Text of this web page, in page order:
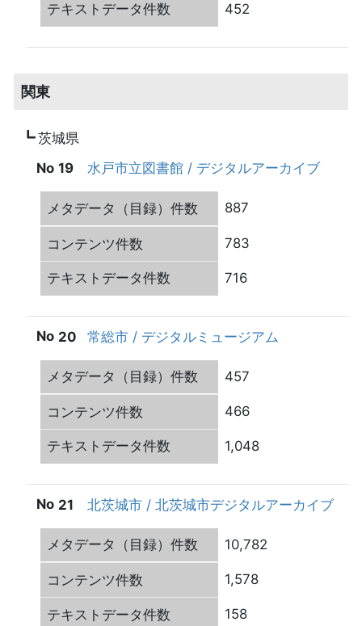
452
関東
茨城県
水戸市立図書館 / デジタルアーカイブ
19
887
783
716
常総市 / デジタルミュージアム
20
457
466
1,048
北茨城市 / 北茨城市デジタルアーカイブ
21
10,782
1,578
158